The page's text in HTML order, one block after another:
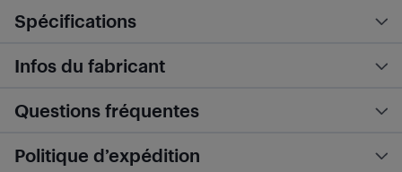
Spécifications
Infos du fabricant
Questions fréquentes
Politique d’expédition